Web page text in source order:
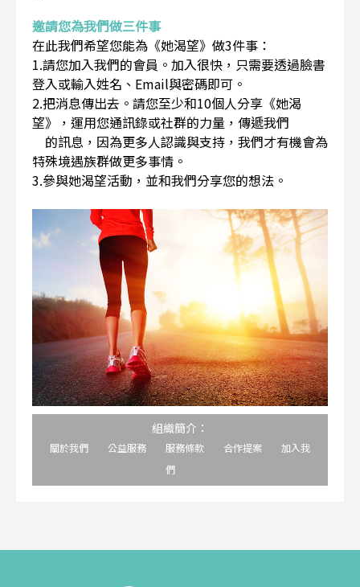
邀請您為我們做三件事
在此我們希望您能為《她渴望》做3件事：
1.請您加入我們的會員。加入很快，只需要透過臉書
登入或輸入姓名、Email與密碼即可。
2.把消息傳出去。請您至少和10個人分享《她渴
望》，運用您通訊錄或社群的力量，傳遞我們
的訊息，因為更多人認識與支持，我們才有機會為
特殊境遇族群做更多事情。
3.參與她渴望活動，並和我們分享您的想法。
組織簡介：
關於我們 公益服務 服務條款 合作提案
加入我
們